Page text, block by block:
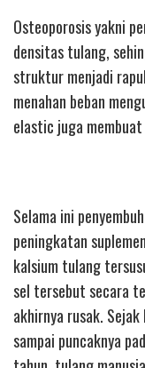
Osteoporosis yakni
densitas tulang,
struktur menjadi
menahan beban
elastic juga
Selama ini
peningkatan
kalsium tulang
sel tersebut secara
akhirnya rusak.
sampai puncaknya